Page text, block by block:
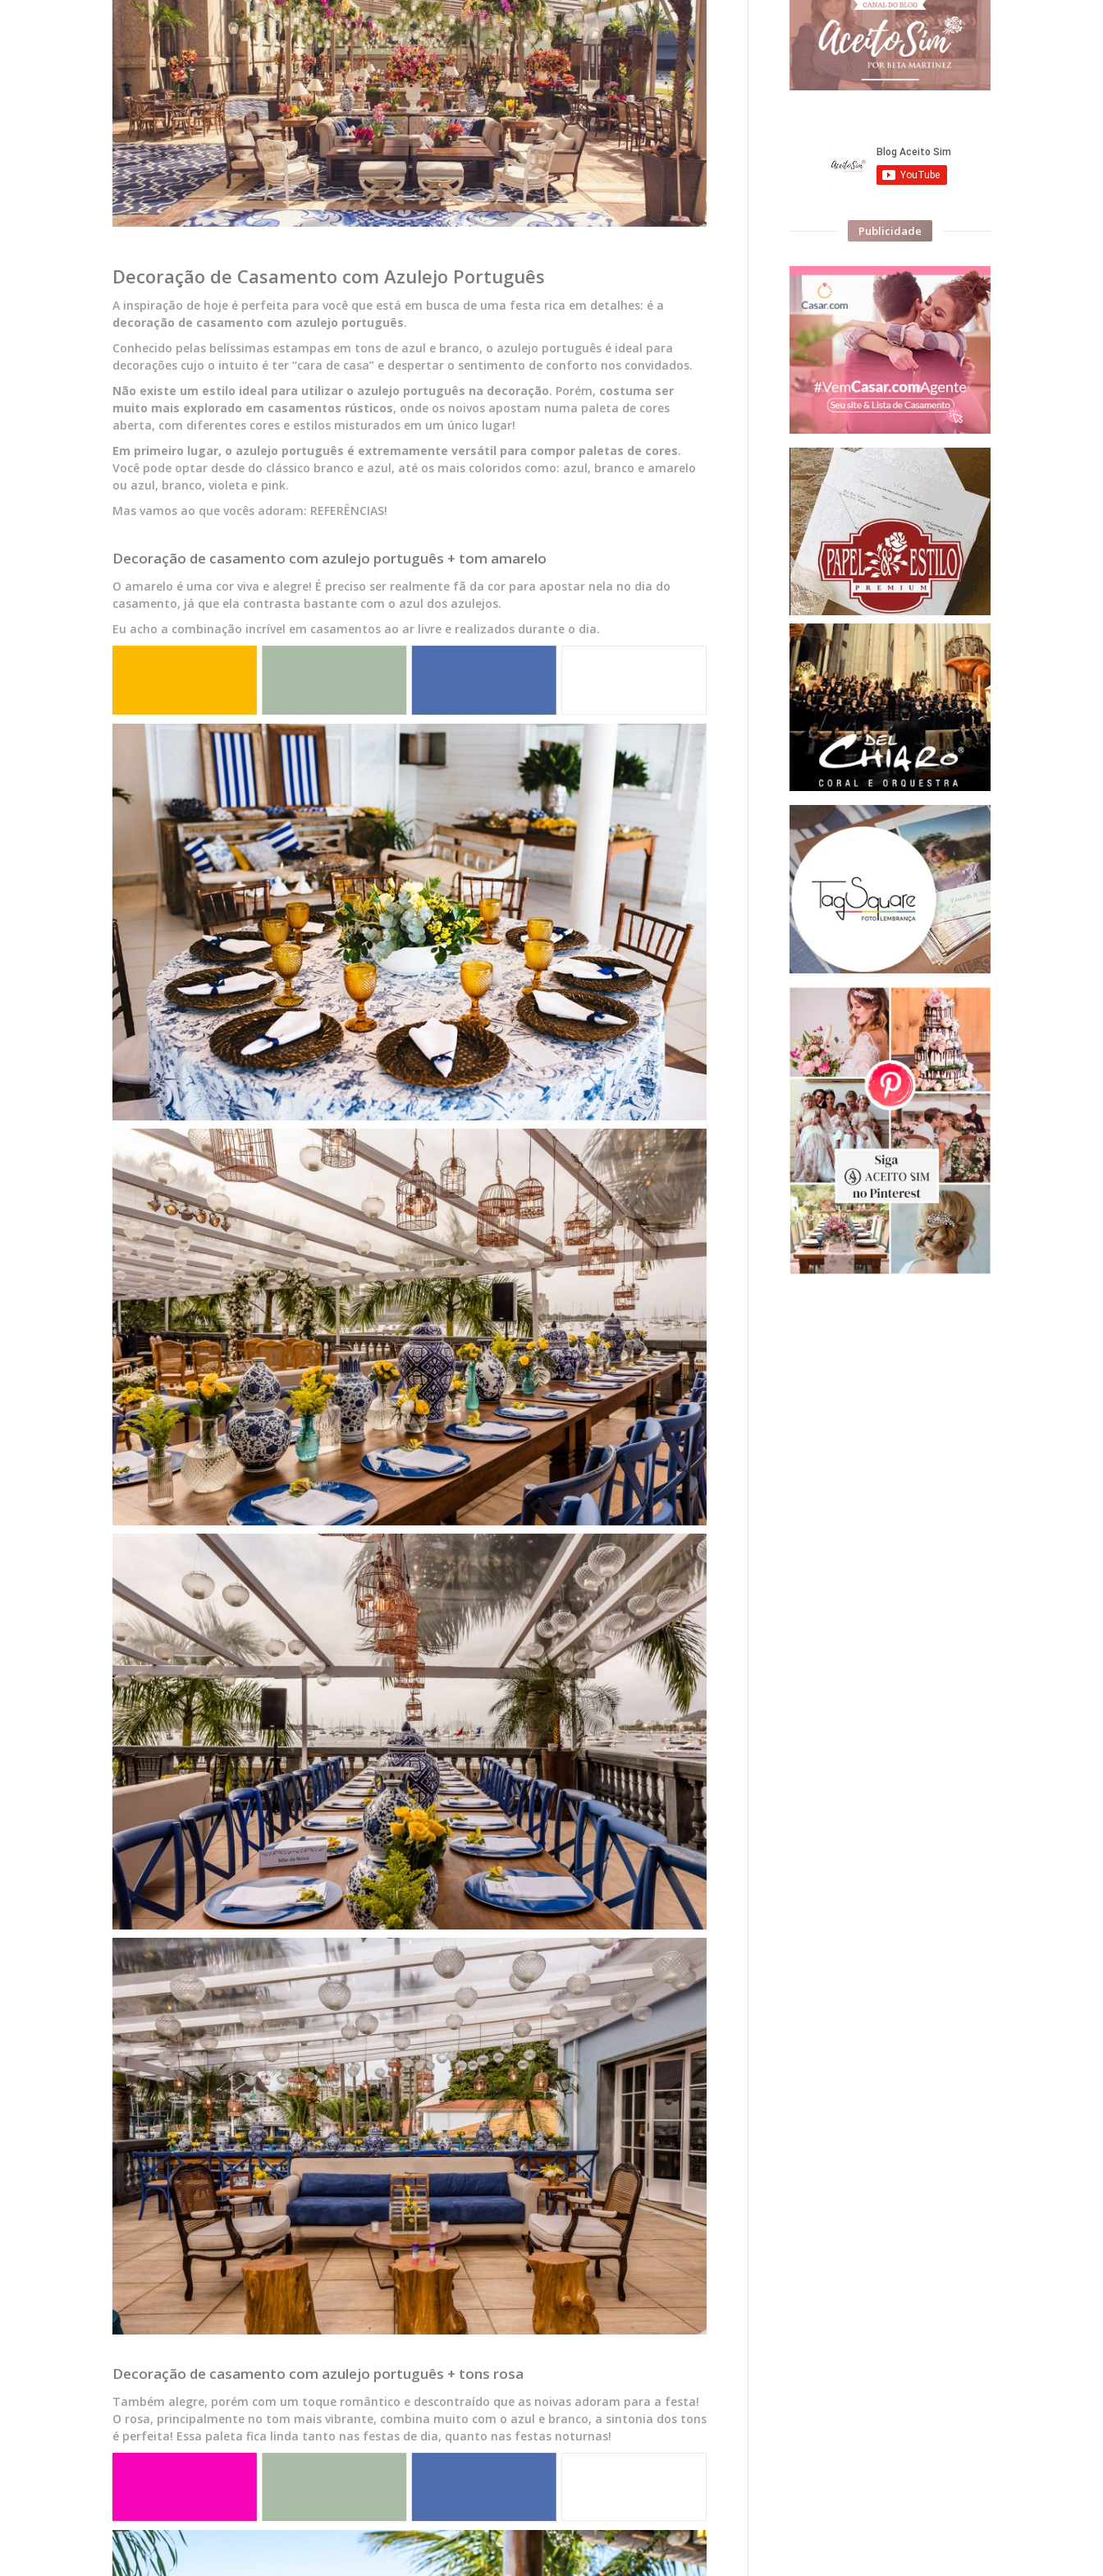
Decoração de Casamento com Azulejo Português
A inspiração de hoje é perfeita para você que está em busca de uma festa rica em detalhes: é a
decoração de casamento com azulejo português.
Conhecido pelas belíssimas estampas em tons de azul e branco, o azulejo português é ideal para
decorações cujo o intuito é ter “cara de casa” e despertar o sentimento de conforto nos convidados.
Não existe um estilo ideal para utilizar o azulejo português na decoração. Porém, costuma ser
muito mais explorado em casamentos rústicos, onde os noivos apostam numa paleta de cores
aberta, com diferentes cores e estilos misturados em um único lugar!
Em primeiro lugar, o azulejo português é extremamente versátil para compor paletas de cores.
Você pode optar desde do clássico branco e azul, até os mais coloridos como: azul, branco e amarelo
ou azul, branco, violeta e pink.
Mas vamos ao que vocês adoram: REFERÊNCIAS!
Decoração de casamento com azulejo português + tom amarelo
O amarelo é uma cor viva e alegre! É preciso ser realmente fã da cor para apostar nela no dia do
casamento, já que ela contrasta bastante com o azul dos azulejos.
Eu acho a combinação incrível em casamentos ao ar livre e realizados durante o dia.
Decoração de casamento com azulejo português + tons rosa
Também alegre, porém com um toque romântico e descontraído que as noivas adoram para a festa!
O rosa, principalmente no tom mais vibrante, combina muito com o azul e branco, a sintonia dos tons
é perfeita! Essa paleta fica linda tanto nas festas de dia, quanto nas festas noturnas!
Publicidade